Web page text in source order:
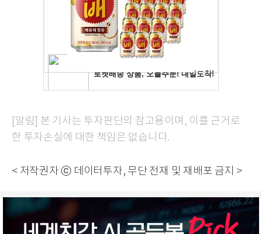
[알림] 본 기사는 투자판단의 참고용이며, 이를 근거로
한 투자손실에 대한 책임은 없습니다.
< 저작권자 ⓒ 데이터투자, 무단 전재 및 재배포 금지 >